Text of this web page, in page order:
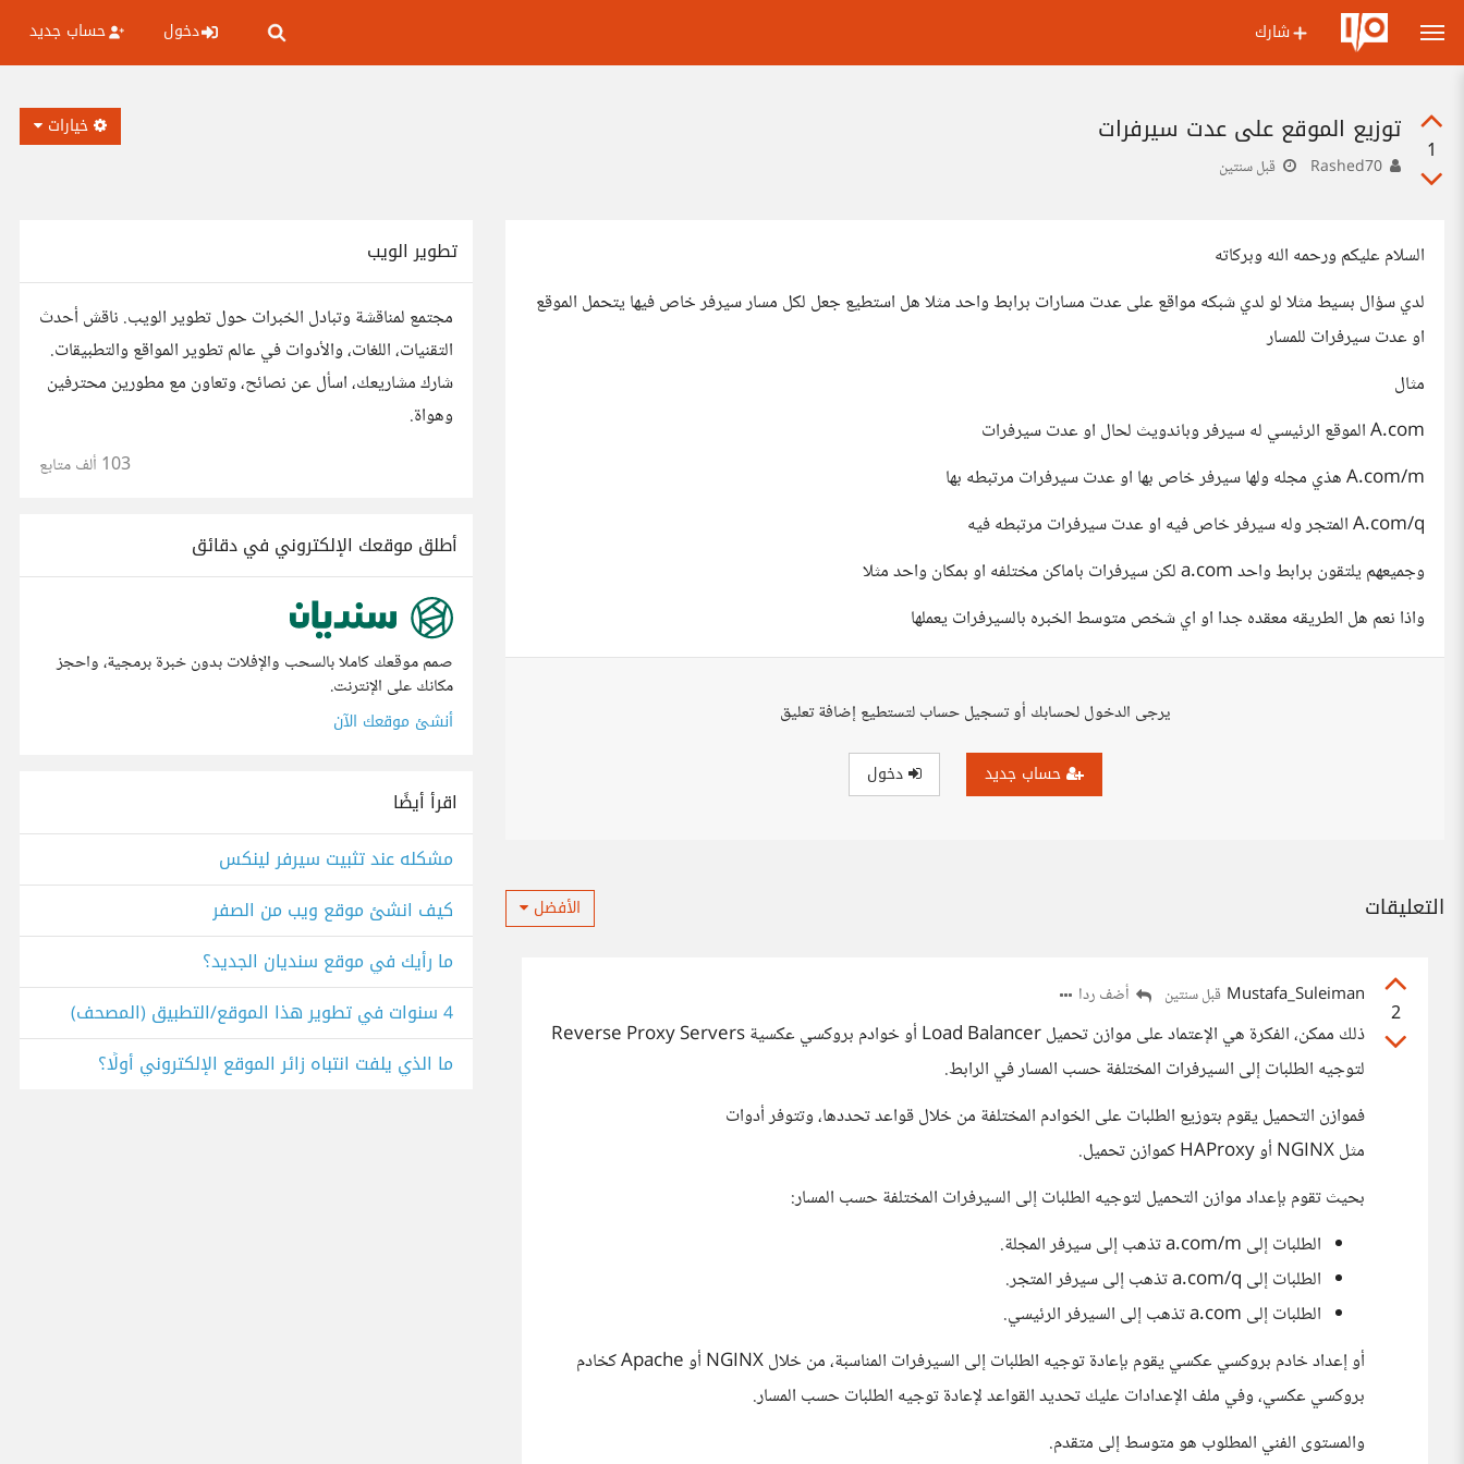
شارك دخول حساب جديد
1
توزيع الموقع على عدت سيرفرات
قبل سنتين
خيارات
السلام عليكم ورحمه الله وبركاته
لدي سؤال بسيط مثلا لو لدي شبكه مواقع على عدت مسارات برابط واحد مثلا هل استطيع جعل لكل مسار سيرفر خاص فيها يتحمل الموقع
او عدت سيرفرات للمسار
مثال
A.com الموقع الرئيسي له سيرفر وباندويث لحال او عدت سيرفرات
A.com/m هذي مجله ولها سيرفر خاص بها او عدت سيرفرات مرتبطه بها
A.com/q المتجر وله سيرفر خاص فيه او عدت سيرفرات مرتبطه فيه
وجميعهم يلتقون برابط واحد a.com لكن سيرفرات باماكن مختلفه او بمكان واحد مثلا
واذا نعم هل الطريقه معقده جدا او اي شخص متوسط الخبره بالسيرفرات يعملها
يرجى الدخول لحسابك أو تسجيل حساب لتستطيع إضافة تعليق
حساب جديد دخول
التعليقات الأفضل
2
Mustafa_Suleiman قبل سنتين أضف ردا
ذلك ممكن، الفكرة هي الإعتماد على موازن تحميل Load Balancer أو خوادم بروكسي عكسية Reverse Proxy Servers
لتوجيه الطلبات إلى السيرفرات المختلفة حسب المسار في الرابط.
فموازن التحميل يقوم بتوزيع الطلبات على الخوادم المختلفة من خلال قواعد تحددها، وتتوفر أدوات
مثل NGINX أو HAProxy كموازن تحميل.
بحيث تقوم بإعداد موازن التحميل لتوجيه الطلبات إلى السيرفرات المختلفة حسب المسار:
الطلبات إلى a.com/m تذهب إلى سيرفر المجلة.
الطلبات إلى a.com/q تذهب إلى سيرفر المتجر.
الطلبات إلى a.com تذهب إلى السيرفر الرئيسي.
أو إعداد خادم بروكسي عكسي يقوم بإعادة توجيه الطلبات إلى السيرفرات المناسبة، من خلال NGINX أو Apache كخادم
بروكسي عكسي، وفي ملف الإعدادات عليك تحديد القواعد لإعادة توجيه الطلبات حسب المسار.
والمستوى الفني المطلوب هو متوسط إلى متقدم.
تطوير الويب
مجتمع لمناقشة وتبادل الخبرات حول تطوير الويب. ناقش أحدث
التقنيات، اللغات، والأدوات في عالم تطوير المواقع والتطبيقات.
شارك مشاريعك، اسأل عن نصائح، وتعاون مع مطورين محترفين
وهواة.
103 ألف متابع
أطلق موقعك الإلكتروني في دقائق
صمم موقعك كاملا بالسحب والإفلات بدون خبرة برمجية، واحجز
مكانك على الإنترنت.
أنشئ موقعك الآن
اقرأ أيضًا
مشكله عند تثبيت سيرفر لينكس
كيف انشئ موقع ويب من الصفر
ما رأيك في موقع سنديان الجديد؟
4 سنوات في تطوير هذا الموقع/التطبيق (المصحف)
ما الذي يلفت انتباه زائر الموقع الإلكتروني أولًا؟